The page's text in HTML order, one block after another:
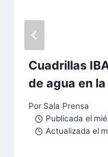
Cuadrillas
de agua en
Por Sala Prensa
Publicada el
Actualizada el